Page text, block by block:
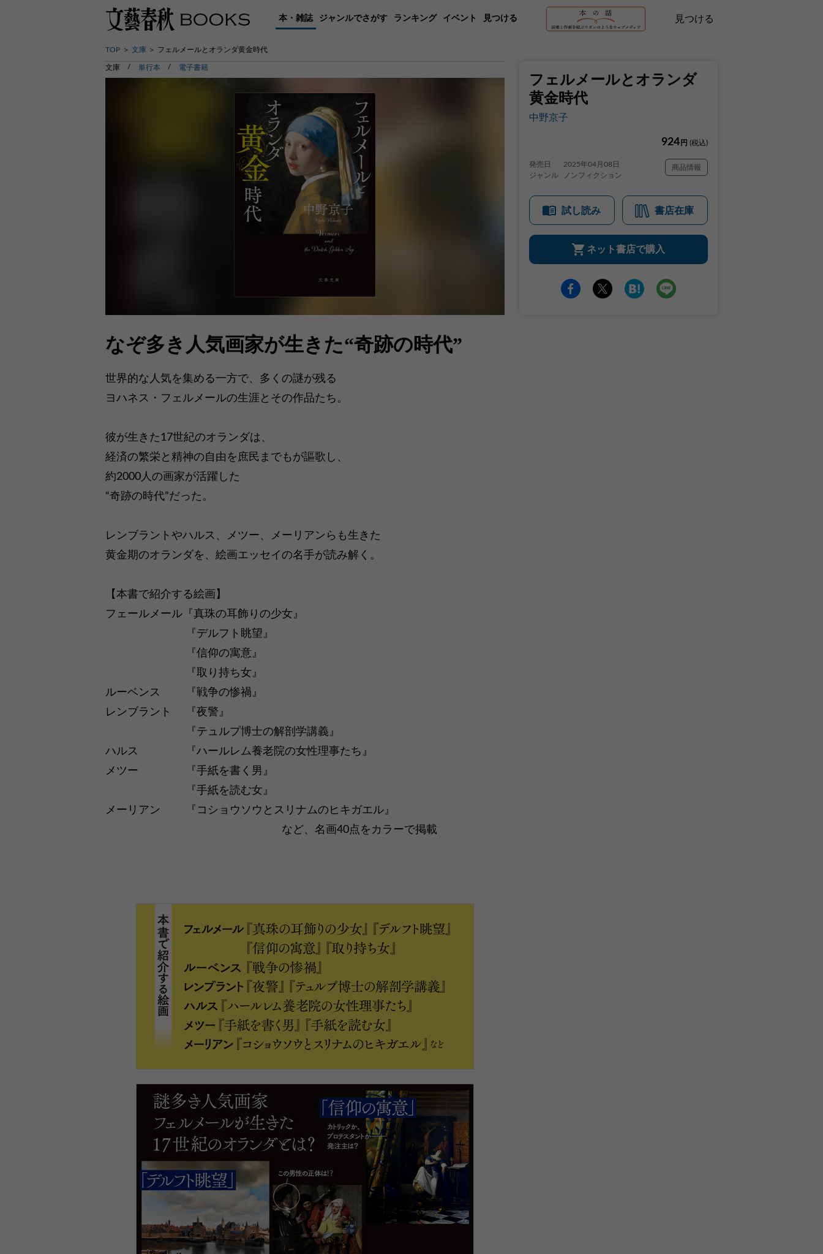
本・雑誌 ジャンルでさがす ランキング イベント 見つける 見つける
TOP 文庫 フェルメールとオランダ黄金時代
フェルメールとオランダ
黄金時代
中野京子
924 円 (税込)
発売日
2025年04月08日
ジャンル
ノンフィクション
商品情報
試し読み 書店在庫
ネット書店で購入
文庫 単行本 電子書籍
なぞ多き人気画家が生きた“奇跡の時代”
世界的な人気を集める一方で、多くの謎が残る
ヨハネス・フェルメールの生涯とその作品たち。
彼が生きた17世紀のオランダは、
経済の繁栄と精神の自由を庶民までもが謳歌し、
約2000人の画家が活躍した
“奇跡の時代”だった。
レンブラントやハルス、メツー、メーリアンらも生きた
黄金期のオランダを、絵画エッセイの名手が読み解く。
【本書で紹介する絵画】
フェールメール『真珠の耳飾りの少女』
『デルフト眺望』
『信仰の寓意』
『取り持ち女』
ルーベンス 『戦争の惨禍』
レンブラント 『夜警』
『テュルプ博士の解剖学講義』
ハルス 『ハールレム養老院の女性理事たち』
メツー 『手紙を書く男』
『手紙を読む女』
メーリアン 『コショウソウとスリナムのヒキガエル』
など、名画40点をカラーで掲載